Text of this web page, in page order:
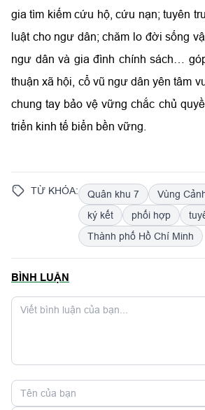
gia tìm kiếm cứu hộ, cứu nạn; tuyên
luật cho ngư dân; chăm lo đời sống
ngư dân và gia đình chính sách…
thuận xã hội, cổ vũ ngư dân yên tâm
chung tay bảo vệ vững chắc chủ
triển kinh tế biển bền vững.
TỪ KHÓA: Quân khu 7
Vùng
ký kết
phối hợp
Thành phố Hồ Chí Minh
BÌNH LUẬN